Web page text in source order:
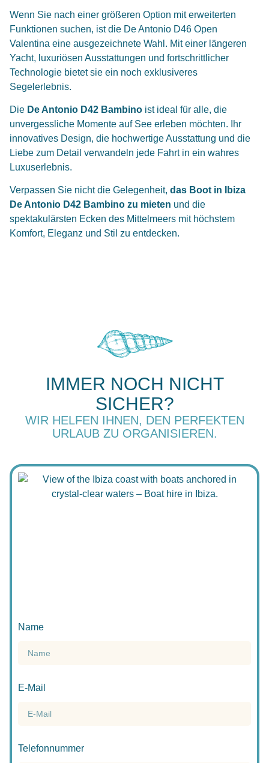
Wenn Sie nach einer größeren Option mit erweiterten
Funktionen suchen, ist die De Antonio D46 Open
Valentina eine ausgezeichnete Wahl. Mit einer längeren
Yacht, luxuriösen Ausstattungen und fortschrittlicher
Technologie bietet sie ein noch exklusiveres
Segelerlebnis.
Die De Antonio D42 Bambino ist ideal für alle, die
unvergessliche Momente auf See erleben möchten. Ihr
innovatives Design, die hochwertige Ausstattung und die
Liebe zum Detail verwandeln jede Fahrt in ein wahres
Luxuserlebnis.
Verpassen Sie nicht die Gelegenheit, das Boot in Ibiza
De Antonio D42 Bambino zu mieten und die
spektakulärsten Ecken des Mittelmeers mit höchstem
Komfort, Eleganz und Stil zu entdecken.
IMMER NOCH NICHT
SICHER?
WIR HELFEN IHNEN, DEN PERFEKTEN
URLAUB ZU ORGANISIEREN.
Name
E-Mail
Telefonnummer